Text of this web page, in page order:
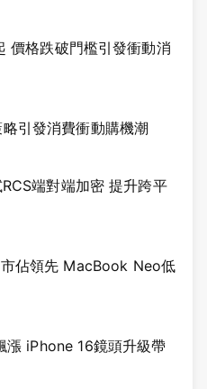
格跌破門檻引發衝動消
引發消費衝動購機潮
端對端加密 提升跨平
佔領先 MacBook Neo低
漲 iPhone 16鏡頭升級帶